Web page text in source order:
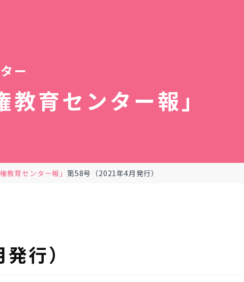
ー
育センター報」
教育センター報」第58号（2021年4月発行）
行）